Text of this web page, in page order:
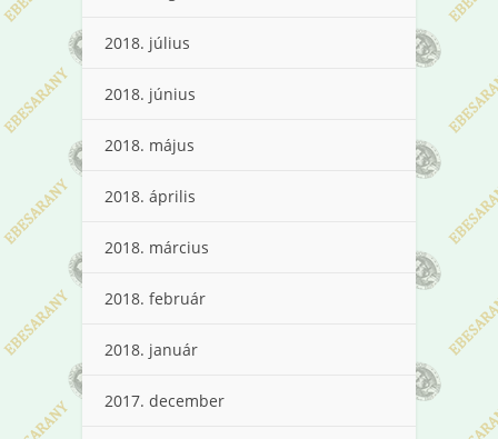
2018. július
2018. június
2018. május
2018. április
2018. március
2018. február
2018. január
2017. december